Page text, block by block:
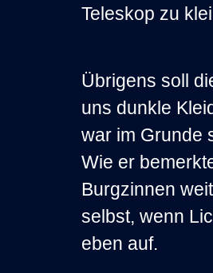
Teleskop zu
Übrigens soll
uns dunkle
war im Grunde
Wie er
Burgzinnen
selbst, wenn
eben auf.